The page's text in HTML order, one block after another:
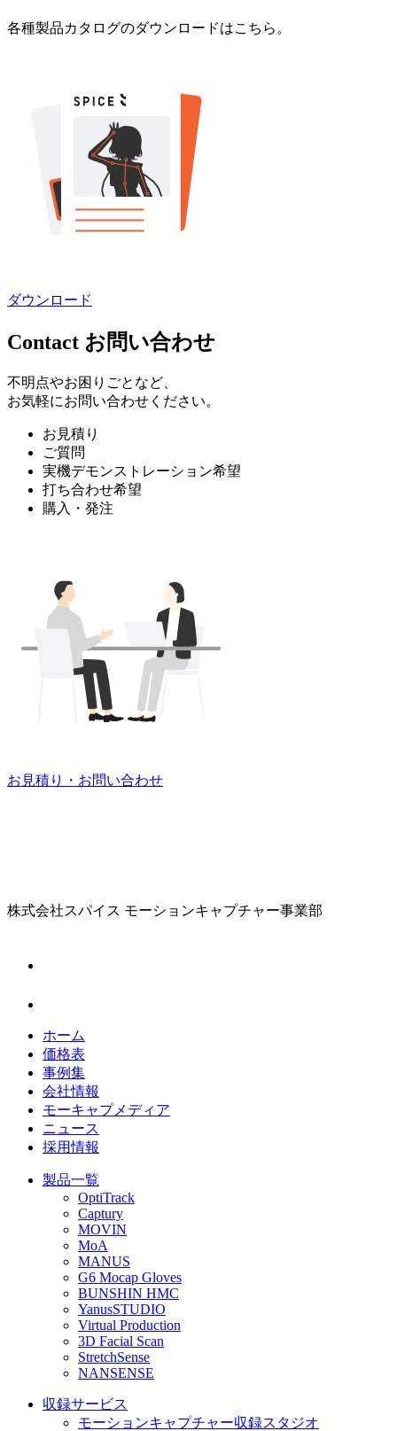
各種製品カタログのダウンロードはこちら。
ダウンロード
Contact お問い合わせ
不明点やお困りごとなど、
お気軽にお問い合わせください。
お見積り
ご質問
実機デモンストレーション希望
打ち合わせ希望
購入・発注
お見積り・お問い合わせ
株式会社スパイス モーションキャプチャー事業部
ホーム
価格表
事例集
会社情報
モーキャプメディア
ニュース
採用情報
製品一覧
OptiTrack
Captury
MOVIN
MoA
MANUS
G6 Mocap Gloves
BUNSHIN HMC
YanusSTUDIO
Virtual Production
3D Facial Scan
StretchSense
NANSENSE
収録サービス
モーションキャプチャー収録スタジオ